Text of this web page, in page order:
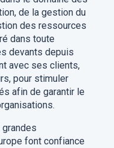
de la gestion du
des ressources
dans toute
devants depuis
avec ses clients,
pour stimuler
afin de garantir le
font confiance